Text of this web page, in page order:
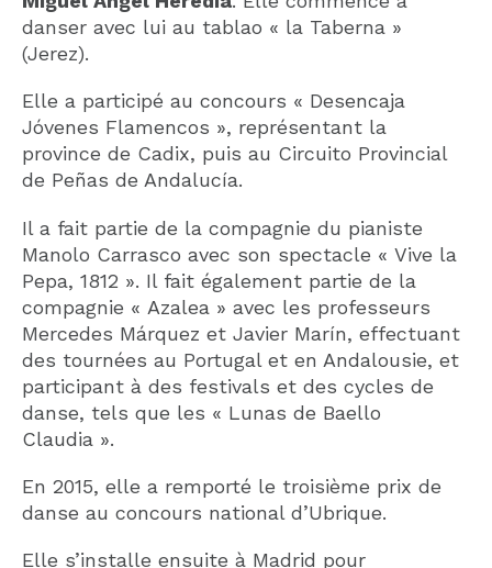
danser avec lui au tablao « la Taberna »
(Jerez).
Elle a participé au concours « Desencaja
Jóvenes Flamencos », représentant la
province de Cadix, puis au Circuito Provincial
de Peñas de Andalucía.
Il a fait partie de la compagnie du pianiste
Manolo Carrasco avec son spectacle « Vive la
Pepa, 1812 ». Il fait également partie de la
compagnie « Azalea » avec les professeurs
Mercedes Márquez et Javier Marín, effectuant
des tournées au Portugal et en Andalousie, et
participant à des festivals et des cycles de
danse, tels que les « Lunas de Baello
Claudia ».
En 2015, elle a remporté le troisième prix de
danse au concours national d’Ubrique.
Elle s’installe ensuite à Madrid pour